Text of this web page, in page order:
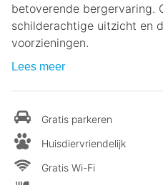
betoverende bergervaring.
schilderachtige uitzicht en
voorzieningen.
Lees meer
Gratis parkeren
Huisdiervriendelijk
Gratis Wi-Fi